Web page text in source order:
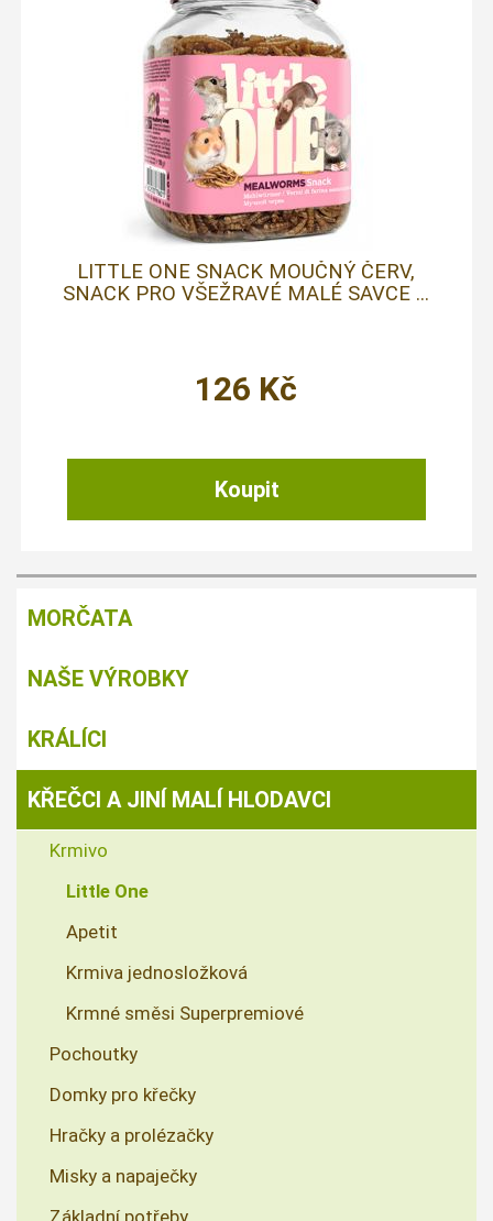
LITTLE ONE SNACK MOUČNÝ ČERV,
SNACK PRO VŠEŽRAVÉ MALÉ SAVCE ...
126 Kč
MORČATA
NAŠE VÝROBKY
KRÁLÍCI
KŘEČCI A JINÍ MALÍ HLODAVCI
Krmivo
Little One
Apetit
Krmiva jednosložková
Krmné směsi Superpremiové
Pochoutky
Domky pro křečky
Hračky a prolézačky
Misky a napaječky